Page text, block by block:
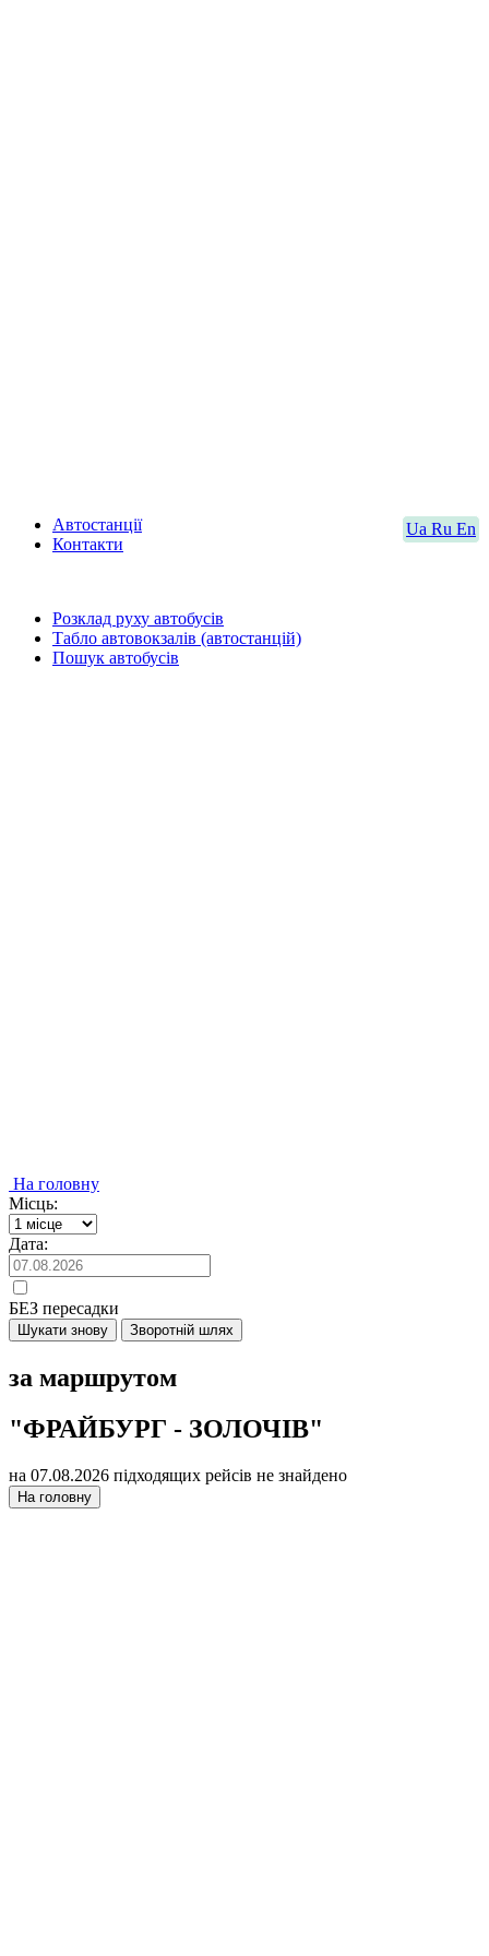
Ua Ru En
Автостанції
Контакти
Розклад руху автобусів
Табло автовокзалів (автостанцій)
Пошук автобусів
На головну
Місць:
Дата:
БЕЗ пересадки
Шукати знову Зворотній шлях
за маршрутом
"ФРАЙБУРГ - ЗОЛОЧІВ"
на 07.08.2026 підходящих рейсів не знайдено
На головну